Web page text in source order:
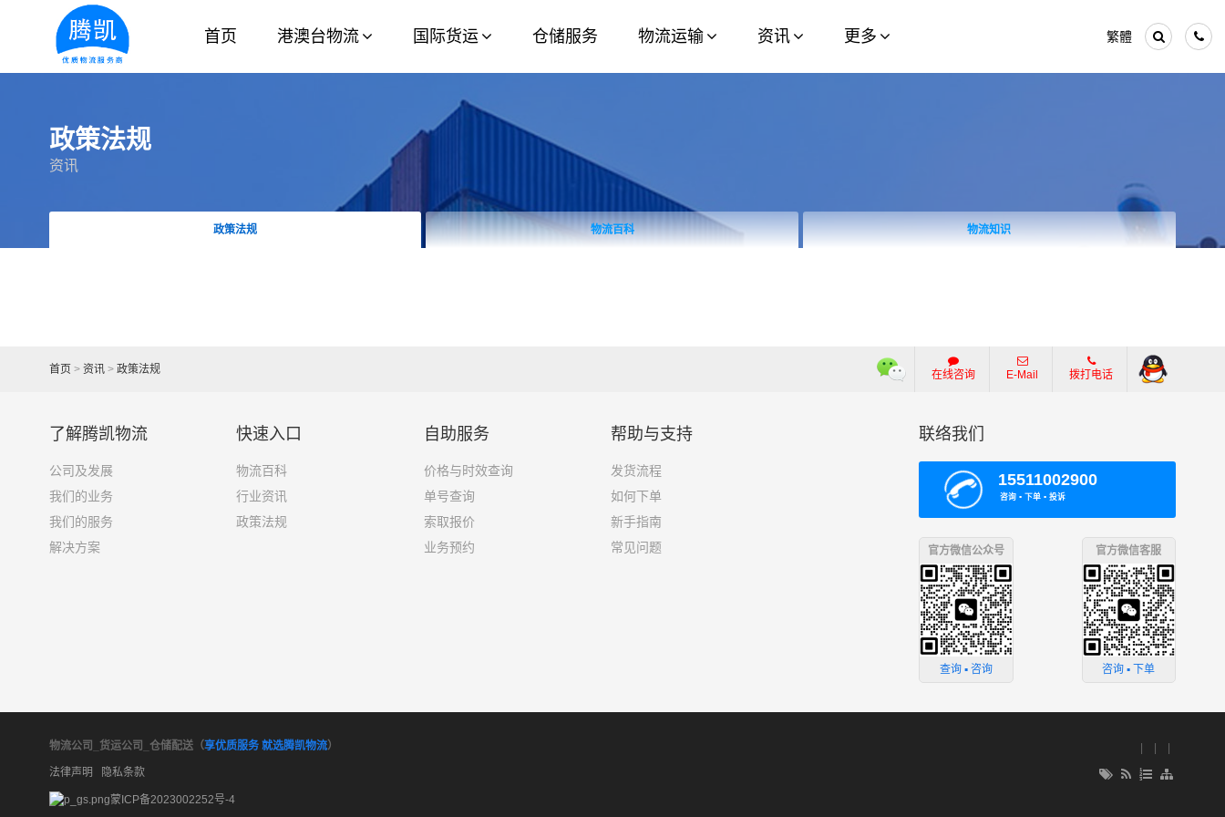
繁體
首页 港澳台物流 国际货运 仓储服务 物流运输 资讯 更多
政策法规
资讯
政策法规 物流百科 物流知识
首页> 资讯> 政策法规 在线咨询 E-Mail 拨打电话
了解腾凯物流
公司及发展
我们的业务
我们的服务
解决方案
快速入口
物流百科
行业资讯
政策法规
自助服务
价格与时效查询
单号查询
索取报价
业务预约
帮助与支持
发货流程
如何下单
新手指南
常见问题
联络我们
15511002900
咨询 ▪ 下单 ▪ 投诉
官方微信公众号
查询 ▪ 咨询
官方微信客服
咨询 ▪ 下单
物流公司_货运公司_仓储配送（享优质服务 就选腾凯物流）
法律声明 隐私条款
蒙ICP备2023002252号-4